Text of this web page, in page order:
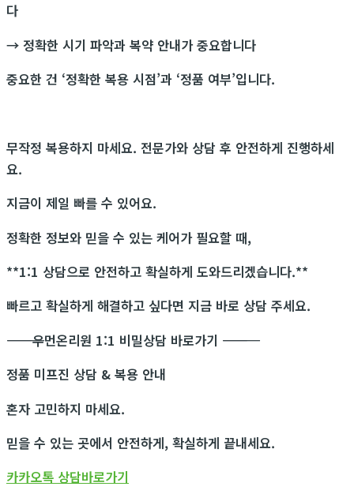
다
→ 정확한 시기 파악과 복약 안내가 중요합니다
중요한 건 ‘정확한 복용 시점’과 ‘정품 여부’입니다.
무작정 복용하지 마세요. 전문가와 상담 후 안전하게 진행하세
요.
지금이 제일 빠를 수 있어요.
정확한 정보와 믿을 수 있는 케어가 필요할 때,
**1:1 상담으로 안전하고 확실하게 도와드리겠습니다.**
빠르고 확실하게 해결하고 싶다면 지금 바로 상담 주세요.
―――――――――――우먼온리원 1:1 비밀상담 바로가기 ―――――――――――
정품 미프진 상담 & 복용 안내
혼자 고민하지 마세요.
믿을 수 있는 곳에서 안전하게, 확실하게 끝내세요.
카카오톡 상담바로가기